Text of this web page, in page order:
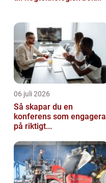
06 juli 2026
Så skapar du en
konferens som
på riktigt...